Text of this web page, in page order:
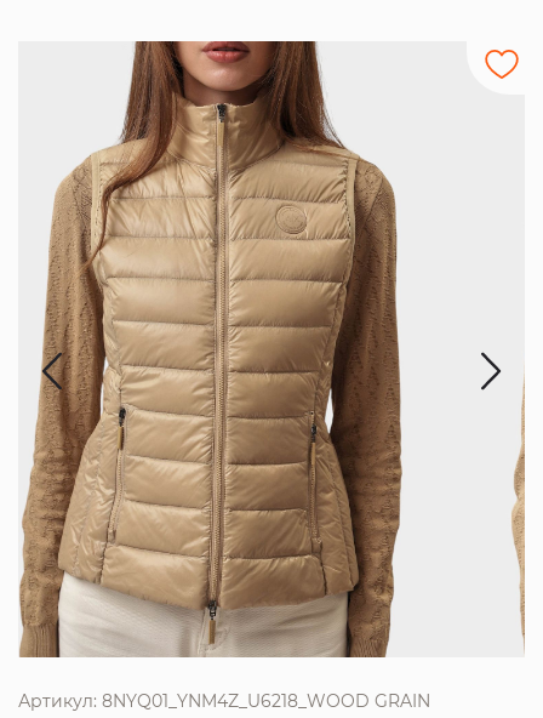
Артикул: 8NYQ01_YNM4Z_U6218_WOOD GRAIN